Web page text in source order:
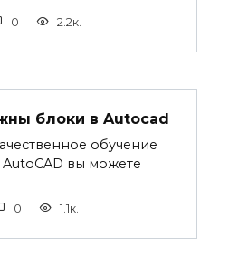
0 2.2к.
блоки в Autocad
обучение
AutoCAD вы можете
0 1.1к.